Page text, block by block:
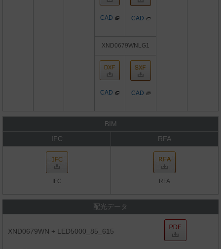
CAD CAD
XND0679WNLG1
CAD CAD
BIM
IFC
RFA
IFC RFA
配光データ
XND0679WN + LED5000_85_615